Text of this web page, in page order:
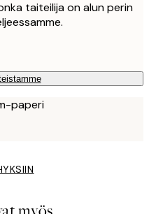
taiteilija on alun perin
paperi